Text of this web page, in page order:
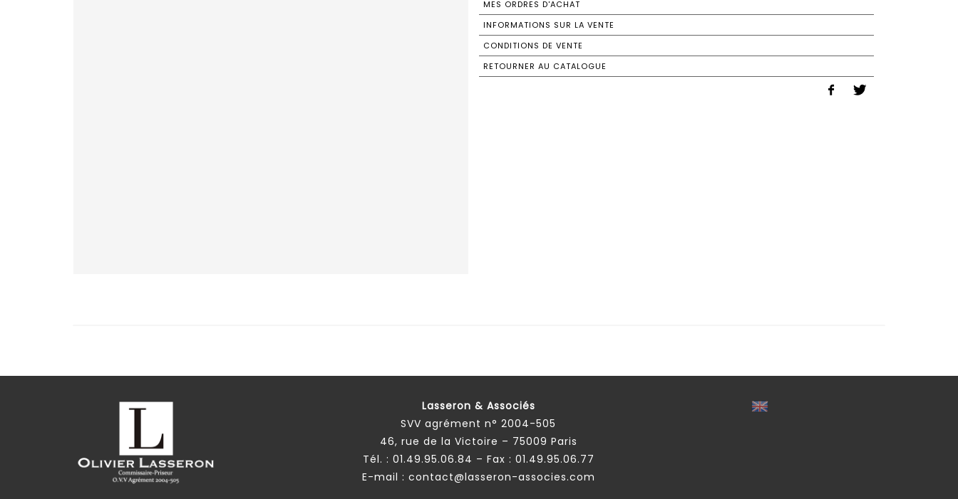
MES ORDRES D'ACHAT
INFORMATIONS SUR LA VENTE
CONDITIONS DE VENTE
RETOURNER AU CATALOGUE
Lasseron & Associés
SVV agrément n° 2004-505
46, rue de la Victoire – 75009 Paris
Tél. : 01.49.95.06.84 – Fax : 01.49.95.06.77
E-mail : contact@lasseron-associes.com